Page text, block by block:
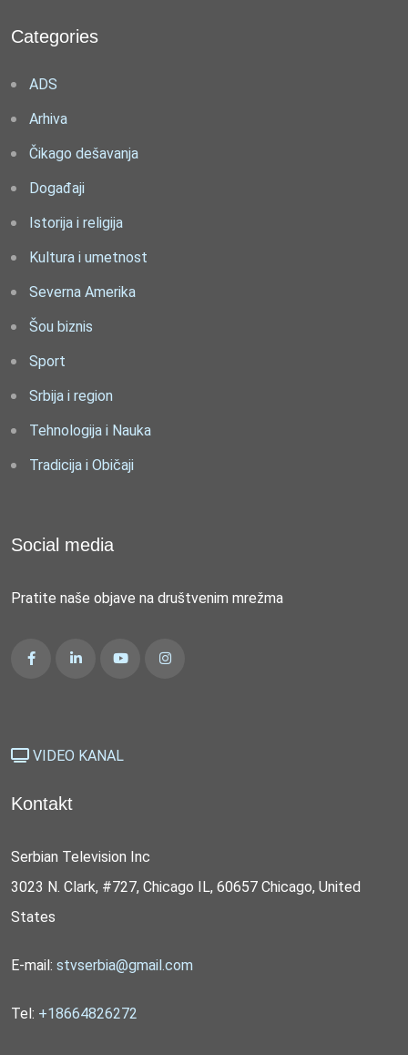
Categories
ADS
Arhiva
Čikago dešavanja
Događaji
Istorija i religija
Kultura i umetnost
Severna Amerika
Šou biznis
Sport
Srbija i region
Tehnologija i Nauka
Tradicija i Običaji
Social media
Pratite naše objave na društvenim mrežma
VIDEO KANAL
Kontakt
Serbian Television Inc
3023 N. Clark, #727, Chicago IL, 60657 Chicago, United
States
E-mail: stvserbia@gmail.com
Tel: +18664826272